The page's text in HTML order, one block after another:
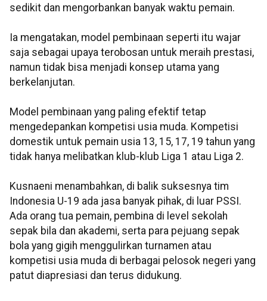
sedikit dan mengorbankan banyak waktu pemain.
Ia mengatakan, model pembinaan seperti itu wajar
saja sebagai upaya terobosan untuk meraih prestasi,
namun tidak bisa menjadi konsep utama yang
berkelanjutan.
Model pembinaan yang paling efektif tetap
mengedepankan kompetisi usia muda. Kompetisi
domestik untuk pemain usia 13, 15, 17, 19 tahun yang
tidak hanya melibatkan klub-klub Liga 1 atau Liga 2.
Kusnaeni menambahkan, di balik suksesnya tim
Indonesia U-19 ada jasa banyak pihak, di luar PSSI.
Ada orang tua pemain, pembina di level sekolah
sepak bila dan akademi, serta para pejuang sepak
bola yang gigih menggulirkan turnamen atau
kompetisi usia muda di berbagai pelosok negeri yang
patut diapresiasi dan terus didukung.